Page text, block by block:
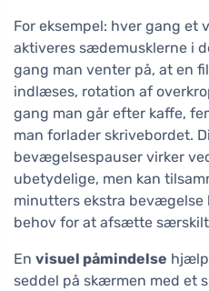
For eksempel: hver gang et
aktiveres sædemusklerne i
gang man venter på, at en
indlæses, rotation af
gang man går efter kaffe,
man forlader skrivebordet.
bevægelsespauser virker
ubetydelige, men kan
minutters ekstra bevægelse
behov for at afsætte
En visuel påmindelse
seddel på skærmen med et